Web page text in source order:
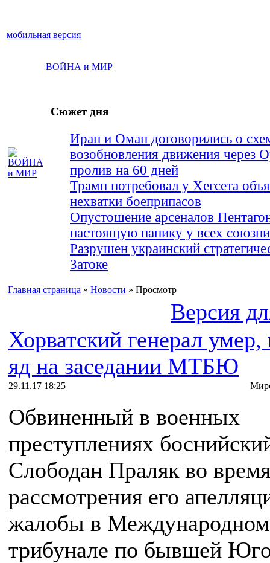
мобильная версия
ВОЙНА и МИР
Сюжет дня
Иран и Оман договорились о
возобновления движения через
пролив на 60 дней
Трамп потребовал у Хегсета
нехватки боеприпасов
Опустошение арсеналов
настоящую панику у всех
Разрушен украинский
Затоке
Главная страница » Новости » Просмотр
Версия
Хорватский генерал
яд на заседании МТБЮ
29.11.17 18:25
Обвиненный в военных
преступлениях
Слободан Праляк во время
рассмотрения его
жалобы в Международном
трибунале по бывшей